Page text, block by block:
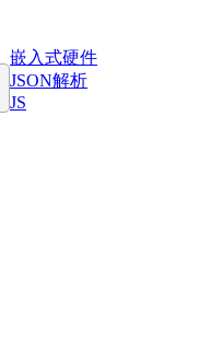
嵌入式硬件
JSON解析
JS